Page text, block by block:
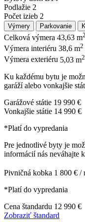
Podlažie 2
Počet izieb 2
Výmery Parkovanie
Celková výmera 43,63 m2
Výmera interiéru 38,6 m2
Výmera exteriéru 5,03 m2
Ku každému bytu je
garáží alebo vonkajšie
Garážové státie 19 990 €
Vonkajšie státie 14 990 €
*Platí do vypredania
Pre jednotlivé byty je
informácií nás neváhajte
Pivničná kobka 1 800 € /
*Platí do vypredania
Cena štandardu 12 990 €
Zobraziť štandard